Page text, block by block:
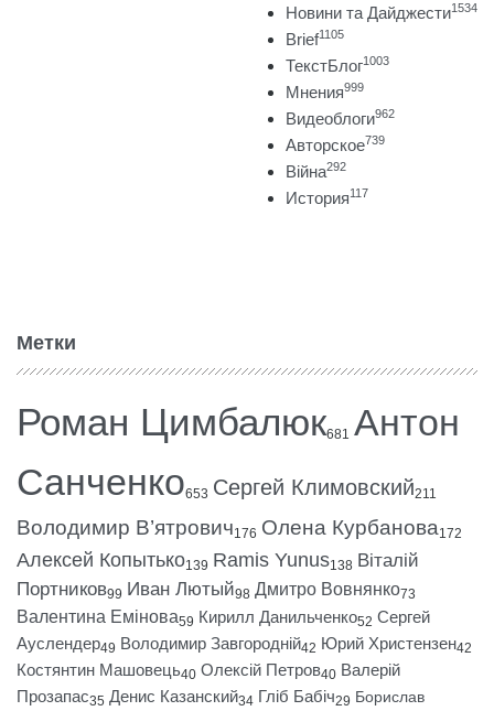
Новини та Дайджести1534
Brief1105
ТекстБлог1003
Мнения999
Видеоблоги962
Авторское739
Війна292
История117
Метки
Роман Цимбалюк681 Антон
Санченко653 Сергей Климовский211
Володимир В’ятрович176 Олена Курбанова172
Алексей Копытько139 Ramis Yunus138 Віталій
Портников99 Иван Лютый98 Дмитро Вовнянко73
Валентина Емінова59 Кирилл Данильченко52 Сергей
Ауслендер49 Володимир Завгородній42 Юрий Христензен42
Костянтин Машовець40 Олексій Петров40 Валерій
Прозапас35 Денис Казанский34 Гліб Бабіч29 Борислав